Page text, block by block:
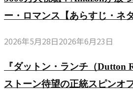
ー・ロマンス【あらすじ・ネ
2026年5月28日2026年6月23日
『ダットン・ランチ（Dutton
ストーン待望の正統スピンオ